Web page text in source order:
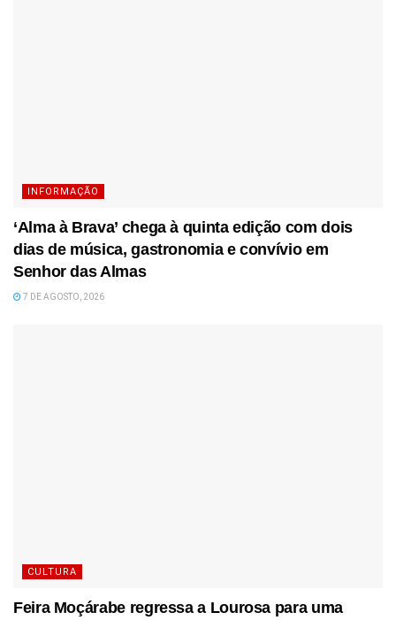
INFORMAÇÃO
‘Alma à Brava’ chega à quinta edição com dois
dias de música, gastronomia e convívio em
Senhor das Almas
7 DE AGOSTO, 2026
CULTURA
Feira Moçárabe regressa a Lourosa para uma